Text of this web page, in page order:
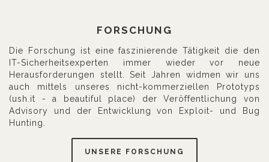
FORSCHUNG
Die Forschung ist eine faszinierende Tätigkeit die den
IT-Sicherheitsexperten immer wieder vor neue
Herausforderungen stellt. Seit Jahren widmen wir uns
auch mittels unseres nicht-kommerziellen Prototyps
(ush.it - a beautiful place) der Veröffentlichung von
Advisory und der Entwicklung von Exploit- und Bug
Hunting.
UNSERE FORSCHUNG